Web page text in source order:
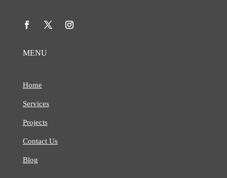
MENU
Home
Services
Projects
Contact Us
Blog